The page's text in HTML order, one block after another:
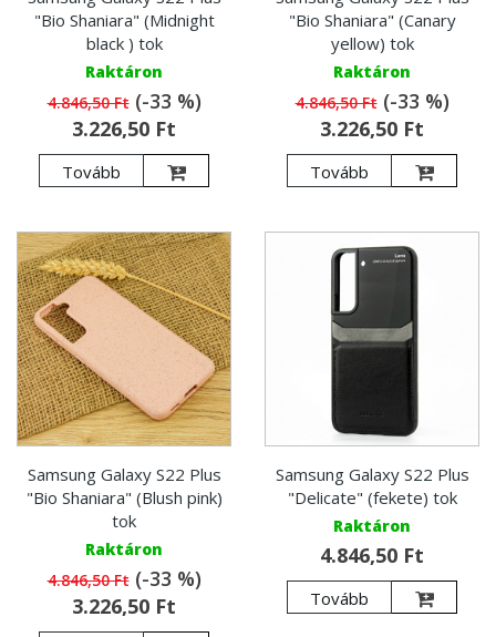
"Bio Shaniara" (Midnight
black ) tok
Raktáron
4.846,50 Ft(-33 %)
3.226,50 Ft
Tovább
"Bio Shaniara" (Canary
yellow) tok
Raktáron
4.846,50 Ft(-33 %)
3.226,50 Ft
Tovább
Samsung Galaxy S22 Plus
"Bio Shaniara" (Blush pink)
tok
Raktáron
4.846,50 Ft(-33 %)
3.226,50 Ft
Samsung Galaxy S22 Plus
"Delicate" (fekete) tok
Raktáron
4.846,50 Ft
Tovább